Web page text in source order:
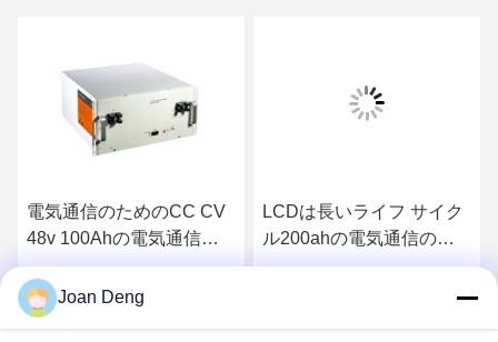
電気通信のためのCC CV
48v 100Ahの電気通信の
リチウム電池BMS RS232
最高 の 価格 を 入手 する
LCDは長いライフ サイク
ル200ahの電気通信のリ
チウム電池を表示する
最高 の 価格 を 入手 する
Joan Deng